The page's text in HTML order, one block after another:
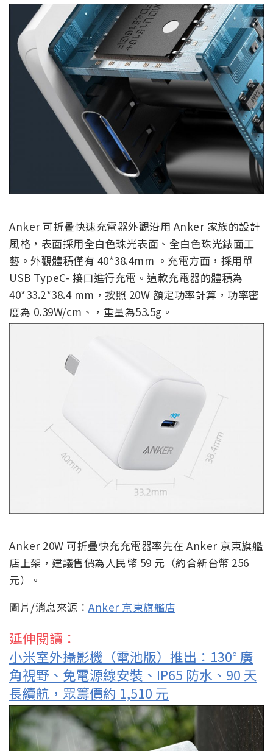
Anker 可折疊快速充電器外觀沿用 Anker 家族的設計
風格，表面採用全白色珠光表面、全白色珠光錶面工
藝。外觀體積僅有 40*38.4mm 。充電方面，採用單
USB TypeC- 接口進行充電。這款充電器的體積為
40*33.2*38.4 mm，按照 20W 額定功率計算，功率密
度為 0.39W/cm、，重量為53.5g。
Anker 20W 可折疊快充充電器率先在 Anker 京東旗艦
店上架，建議售價為人民幣 59 元（約合新台幣 256
元）。
圖片/消息來源： Anker 京東旗艦店
延伸閱讀：
小米室外攝影機（電池版）推出：130° 廣
角視野、免電源線安裝、IP65 防水、90 天
長續航，眾籌價約 1,510 元